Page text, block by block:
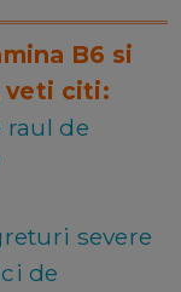
B6 si
veti citi:
raul de
severe
de